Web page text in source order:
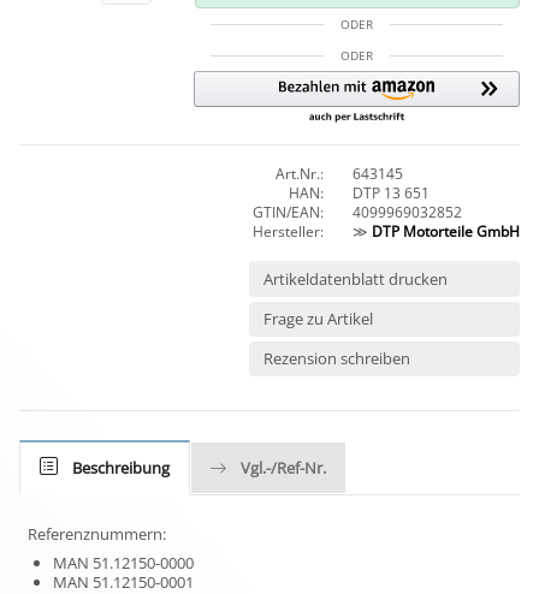
ODER
ODER
Art.Nr.:
643145
HAN:
DTP 13 651
GTIN/EAN:
4099969032852
Hersteller:
≫ DTP Motorteile GmbH
Artikeldatenblatt drucken
Frage zu Artikel
Rezension schreiben
Beschreibung Vgl.-/Ref-Nr.
Referenznummern:
MAN 51.12150-0000
MAN 51.12150-0001